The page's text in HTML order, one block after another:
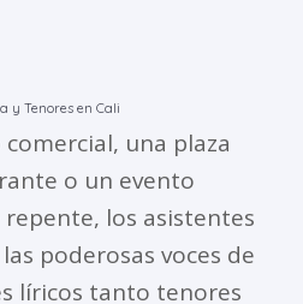
y Tenores en Cali
una plaza
o un evento
los asistentes
poderosas voces de
líricos tanto tenores